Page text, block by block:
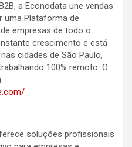
a Econodata une vendas
uma Plataforma de
empresas de todo o
crescimento e está
cidades de São Paulo,
100% remoto. O
soluções profissionais